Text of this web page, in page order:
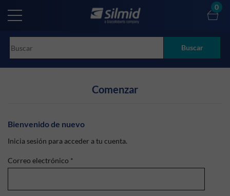
main
Buscar
0
Comenzar
Bienvenido de nuevo
Inicia sesión para acceder a tu cuenta.
Correo electrónico *